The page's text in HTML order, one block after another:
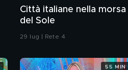
Città italiane nella morsa
del Sole
29 lug | Rete 4
55 MIN